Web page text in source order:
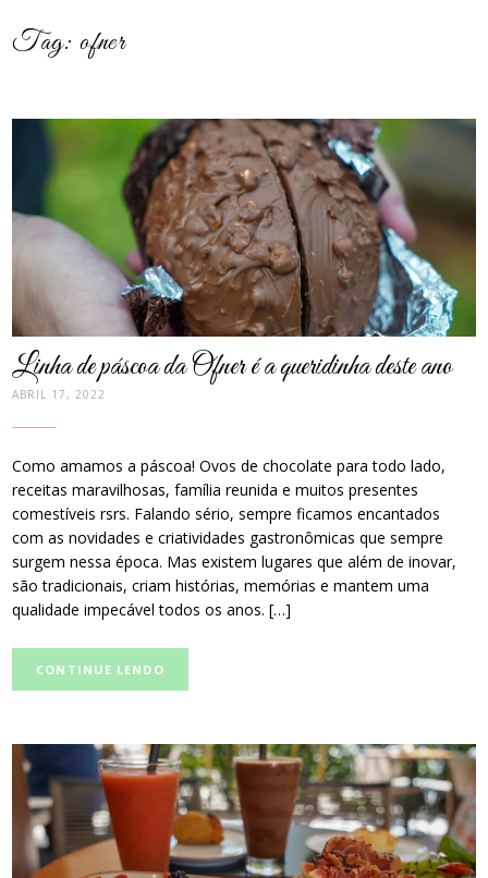
Tag:ofner
Linha de páscoa da Ofner é a queridinha deste ano
ABRIL 17, 2022
Como amamos a páscoa! Ovos de chocolate para todo lado,
receitas maravilhosas, família reunida e muitos presentes
comestíveis rsrs. Falando sério, sempre ficamos encantados
com as novidades e criatividades gastronômicas que sempre
surgem nessa época. Mas existem lugares que além de inovar,
são tradicionais, criam histórias, memórias e mantem uma
qualidade impecável todos os anos. […]
CONTINUE LENDO
post
thumbnail